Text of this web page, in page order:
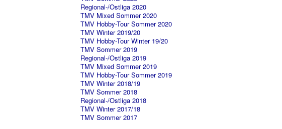
Regional-/Ostliga 2020
TMV Mixed Sommer 2020
TMV Hobby-Tour Sommer 2020
TMV Winter 2019/20
TMV Hobby-Tour Winter 19/20
TMV Sommer 2019
Regional-/Ostliga 2019
TMV Mixed Sommer 2019
TMV Hobby-Tour Sommer 2019
TMV Winter 2018/19
TMV Sommer 2018
Regional-/Ostliga 2018
TMV Winter 2017/18
TMV Sommer 2017